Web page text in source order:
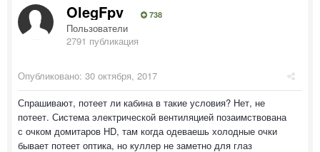
OlegFpv 738
Пользователи
2791 публикация
Опубликовано: 30 октября, 2017
Спрашивают, потеет ли кабина в такие условия? Нет, не
потеет. Система электрической вентиляцией позаимствована
с очком домитаров HD, там когда одеваешь холодные очки
бывает потеет оптика, но куллер не заметно для глаз